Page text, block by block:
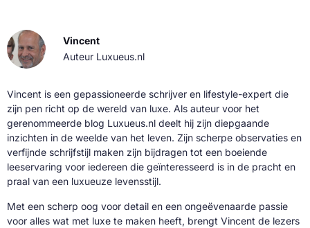
Vincent
Auteur Luxueus.nl
Vincent is een gepassioneerde schrijver en lifestyle-expert die
zijn pen richt op de wereld van luxe. Als auteur voor het
gerenommeerde blog Luxueus.nl deelt hij zijn diepgaande
inzichten in de weelde van het leven. Zijn scherpe observaties en
verfijnde schrijfstijl maken zijn bijdragen tot een boeiende
leeservaring voor iedereen die geïnteresseerd is in de pracht en
praal van een luxueuze levensstijl.
Met een scherp oog voor detail en een ongeëvenaarde passie
voor alles wat met luxe te maken heeft, brengt Vincent de lezers